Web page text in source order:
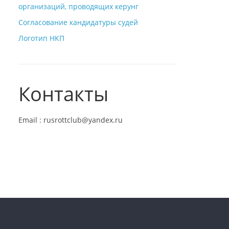
организаций, проводящих керунг
Согласование кандидатуры судей
Логотип НКП
Контакты
Email : rusrottclub@yandex.ru